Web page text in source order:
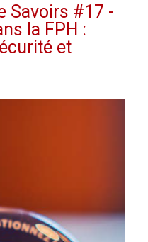
Savoirs #17 -
la FPH :
et